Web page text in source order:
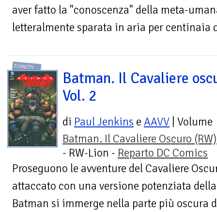
aver fatto la "conoscenza" della meta-
letteralmente sparata in aria per centinaia
FUMETTI
Batman. Il Cavaliere
Vol. 2
di Paul Jenkins e AAVV | Volume
Batman. Il Cavaliere Oscuro (RW)
- RW-Lion - Reparto DC Comics
Proseguono le avventure del Cavaliere
attaccato con una versione potenziata
Batman si immerge nella parte più oscura